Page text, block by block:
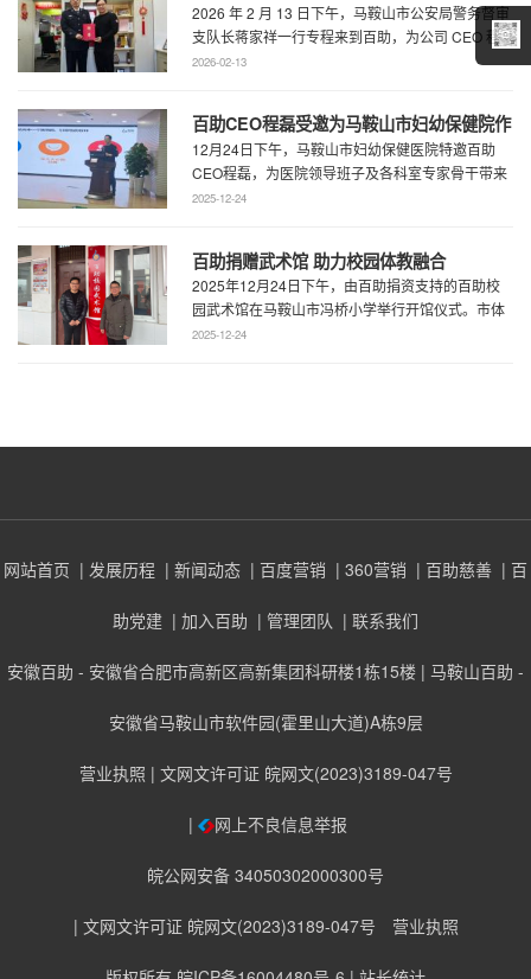
公安厅党风政风警风监督员
2026 年 2 月 13 日下午，马鞍山市公安局警务督审
支队长蒋家祥一行专程来到百助，为公司 CEO 程
磊现场颁发安徽省公安厅党风 ...
2026-02-13
百助CEO程磊受邀为马鞍山市妇幼保健院作
专题演讲 共绘“超越医疗”发展新蓝图
12月24日下午，马鞍山市妇幼保健医院特邀百助
CEO程磊，为医院领导班子及各科室专家骨干带来
了一场题为《预见趋势，定义未来——为 ...
2025-12-24
百助捐赠武术馆 助力校园体教融合
2025年12月24日下午，由百助捐资支持的百助校
园武术馆在马鞍山市冯桥小学举行开馆仪式。市体
育局王鹏处长、花山区教育局华俊局长、 ...
2025-12-24
网站首页 | 发展历程 | 新闻动态 | 百度营销 | 360营销 | 百助慈善 | 百
助党建 | 加入百助 | 管理团队 | 联系我们
安徽百助 - 安徽省合肥市高新区高新集团科研楼1栋15楼 | 马鞍山百助 -
安徽省马鞍山市软件园(霍里山大道)A栋9层
营业执照 | 文网文许可证 皖网文(2023)3189-047号
| 网上不良信息举报
皖公网安备 34050302000300号
| 文网文许可证 皖网文(2023)3189-047号 营业执照